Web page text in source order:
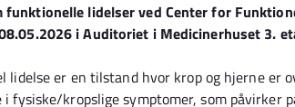
funktionelle lidelser ved Center for
i Auditoriet i Medicinerhuset 3.
lidelse er en tilstand hvor krop og hjerne er
i fysiske/kropslige symptomer, som